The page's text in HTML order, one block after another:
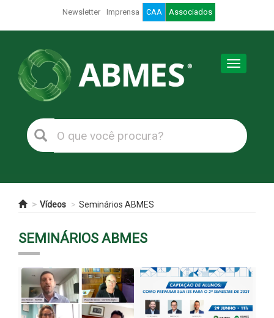
Newsletter Imprensa CAA Associados
Toggle
Vídeos Seminários ABMES
SEMINÁRIOS ABMES